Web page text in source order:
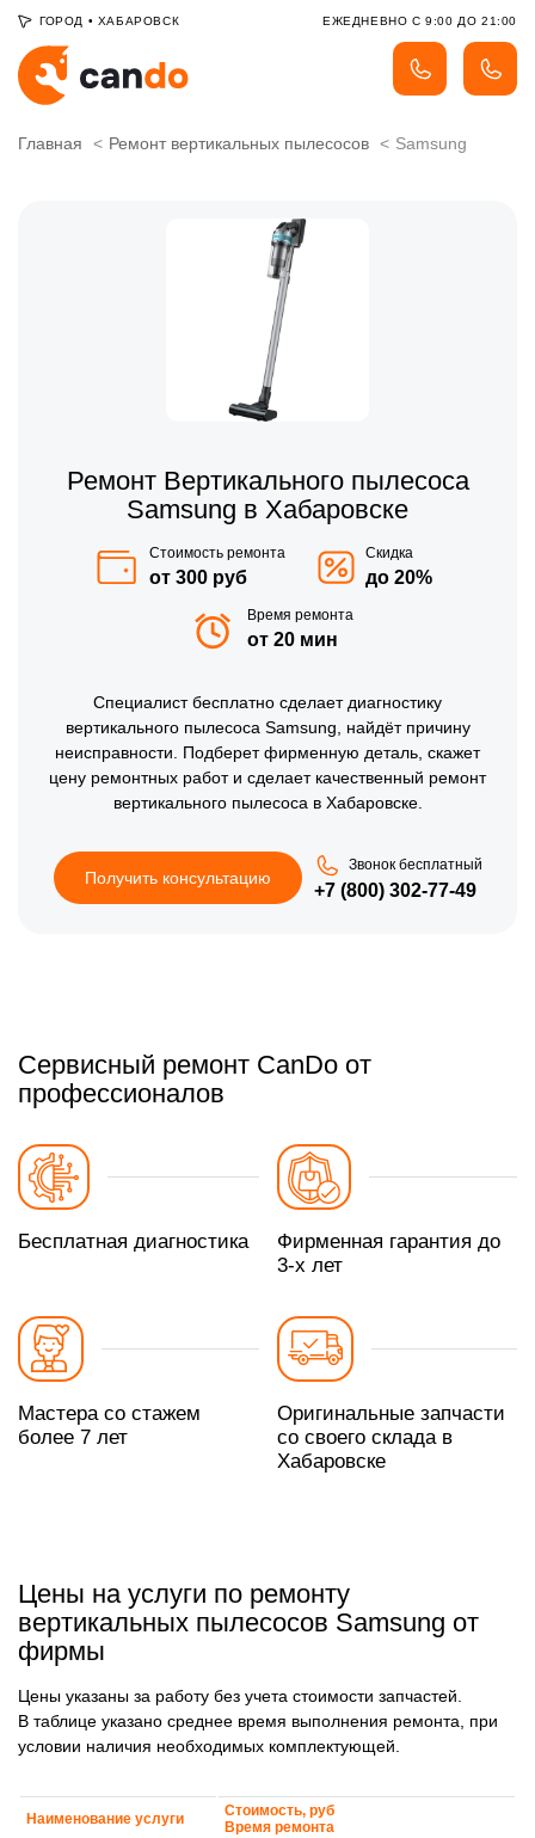
ГОРОД • ХАБАРОВСК ЕЖЕДНЕВНО С 9:00 ДО 21:00
Главная Ремонт вертикальных пылесосов Samsung
Ремонт Вертикального пылесоса
Samsung в Хабаровске
Стоимость ремонта
от 300 руб
Скидка
до 20%
Время ремонта
от 20 мин
Специалист бесплатно сделает диагностику
вертикального пылесоса Samsung, найдёт причину
неисправности. Подберет фирменную деталь, скажет
цену ремонтных работ и сделает качественный ремонт
вертикального пылесоса в Хабаровске.
Получить консультацию
Звонок бесплатный
+7 (800) 302-77-49
Сервисный ремонт CanDo от
профессионалов
Бесплатная диагностика
Фирменная гарантия до
3-х лет
Мастера со стажем
более 7 лет
Оригинальные запчасти
со своего склада в
Хабаровске
Цены на услуги по ремонту
вертикальных пылесосов Samsung от
фирмы
Цены указаны за работу без учета стоимости запчастей.
В таблице указано среднее время выполнения ремонта, при
условии наличия необходимых комплектующей.
Наименование услуги
Стоимость, руб
Время ремонта